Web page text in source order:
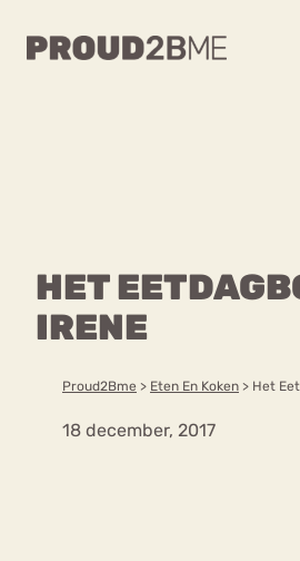
HET
IRENE
Proud2Bme > Eten En Koken > Het
18 december, 2017
Content
Over ons
WAAR BEN JE
Over proud2bme
Contact
Vacatures